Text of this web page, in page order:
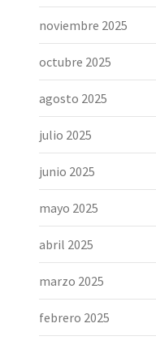
noviembre 2025
octubre 2025
agosto 2025
julio 2025
junio 2025
mayo 2025
abril 2025
marzo 2025
febrero 2025